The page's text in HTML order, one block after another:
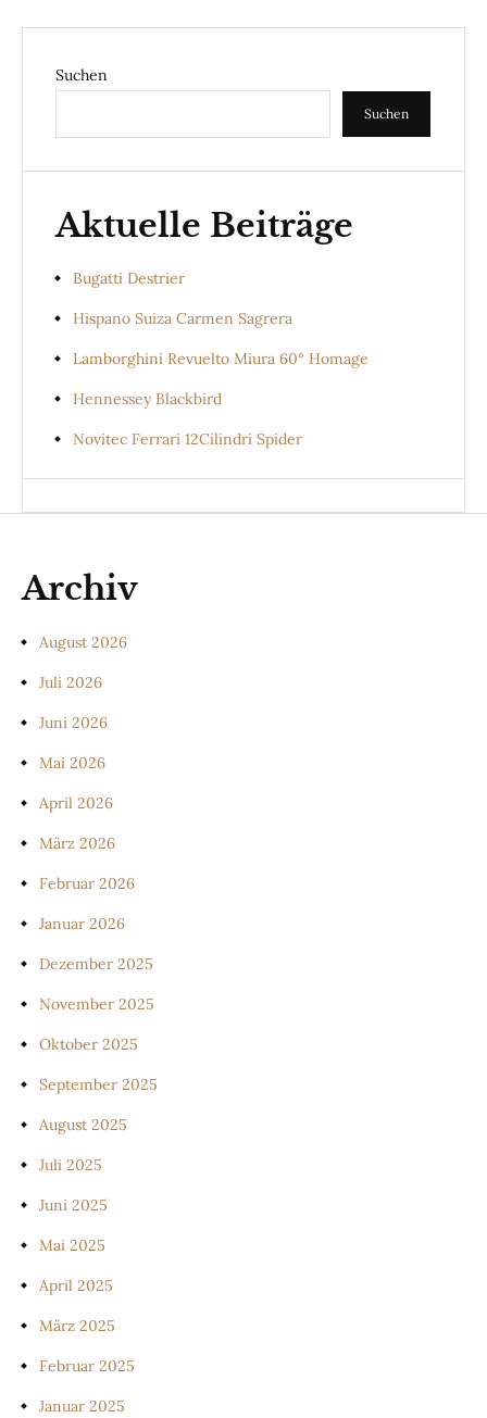
Suchen
Suchen
Aktuelle Beiträge
Bugatti Destrier
Hispano Suiza Carmen Sagrera
Lamborghini Revuelto Miura 60° Homage
Hennessey Blackbird
Novitec Ferrari 12Cilindri Spider
Archiv
August 2026
Juli 2026
Juni 2026
Mai 2026
April 2026
März 2026
Februar 2026
Januar 2026
Dezember 2025
November 2025
Oktober 2025
September 2025
August 2025
Juli 2025
Juni 2025
Mai 2025
April 2025
März 2025
Februar 2025
Januar 2025